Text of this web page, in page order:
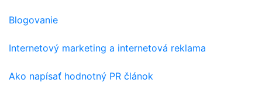
Blogovanie
Internetový marketing a internetová reklama
Ako napísať hodnotný PR článok